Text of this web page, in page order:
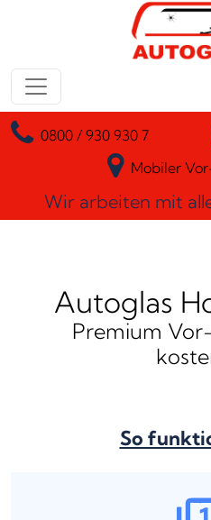
Zum Inhalt springen
Hauptnavigation
0800 / 930 930 7
Mobiler
Wir arbeiten mit
Autoglas
Premium
So